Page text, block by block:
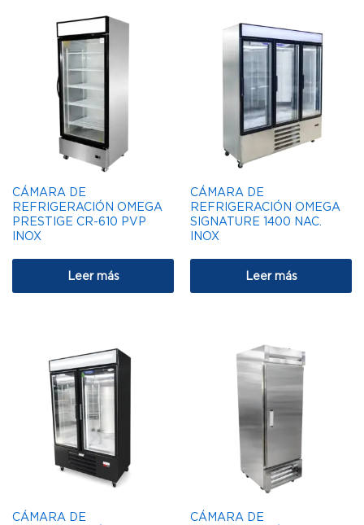
CÁMARA DE
REFRIGERACIÓN OMEGA
PRESTIGE CR-610 PVP
INOX
Leer más
CÁMARA DE
REFRIGERACIÓN OMEGA
SIGNATURE 1400 NAC.
INOX
Leer más
CÁMARA DE CÁMARA DE